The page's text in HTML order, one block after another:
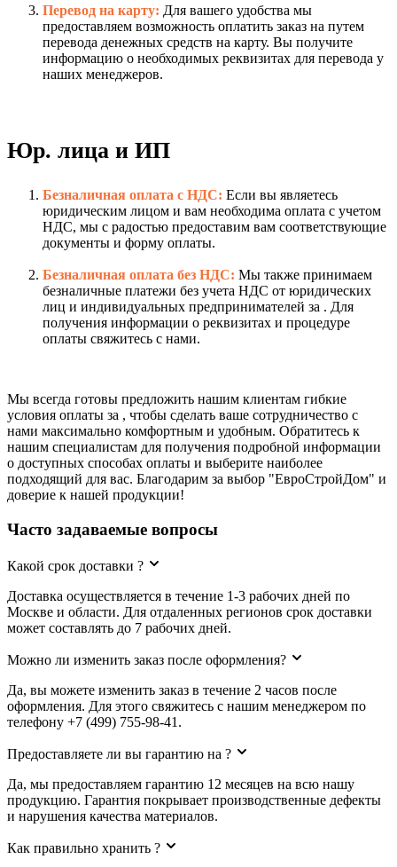
Перевод на карту: Для вашего удобства мы
предоставляем возможность оплатить заказ на путем
перевода денежных средств на карту. Вы получите
информацию о необходимых реквизитах для перевода у
наших менеджеров.
Юр. лица и ИП
Безналичная оплата с НДС: Если вы являетесь
юридическим лицом и вам необходима оплата с учетом
НДС, мы с радостью предоставим вам соответствующие
документы и форму оплаты.
Безналичная оплата без НДС: Мы также принимаем
безналичные платежи без учета НДС от юридических
лиц и индивидуальных предпринимателей за . Для
получения информации о реквизитах и процедуре
оплаты свяжитесь с нами.
Мы всегда готовы предложить нашим клиентам гибкие
условия оплаты за , чтобы сделать ваше сотрудничество с
нами максимально комфортным и удобным. Обратитесь к
нашим специалистам для получения подробной информации
о доступных способах оплаты и выберите наиболее
подходящий для вас. Благодарим за выбор "ЕвроСтройДом" и
доверие к нашей продукции!
Часто задаваемые вопросы
Какой срок доставки ?
Доставка осуществляется в течение 1-3 рабочих дней по
Москве и области. Для отдаленных регионов срок доставки
может составлять до 7 рабочих дней.
Можно ли изменить заказ после оформления?
Да, вы можете изменить заказ в течение 2 часов после
оформления. Для этого свяжитесь с нашим менеджером по
телефону +7 (499) 755-98-41.
Предоставляете ли вы гарантию на ?
Да, мы предоставляем гарантию 12 месяцев на всю нашу
продукцию. Гарантия покрывает производственные дефекты
и нарушения качества материалов.
Как правильно хранить ?